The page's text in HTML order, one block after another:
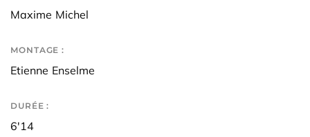
Maxime Michel
MONTAGE :
Etienne Enselme
DURÉE :
6'14